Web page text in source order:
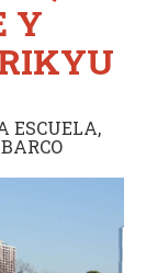
Y
ESCUELA,